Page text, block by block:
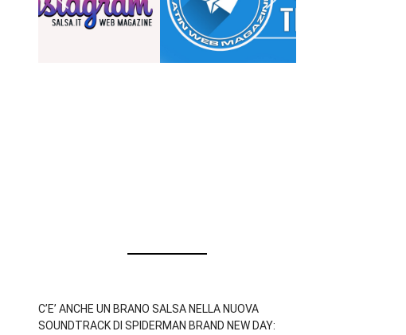
C’E’ ANCHE UN BRANO SALSA NELLA NUOVA
SOUNDTRACK DI SPIDERMAN BRAND NEW DAY: